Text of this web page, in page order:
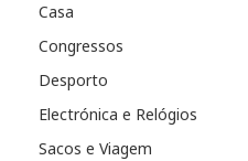
Casa
Congressos
Desporto
Electrónica e Relógios
Sacos e Viagem